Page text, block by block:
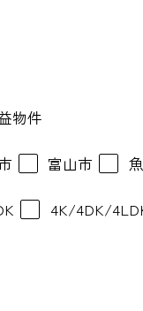
物件
富山市
4K/4DK/